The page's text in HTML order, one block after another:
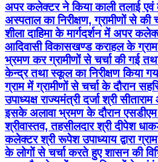
अपर कलेक्टर ने किया काली तलाई
अस्पताल का निरीक्षण, ग्रामीणों से
शीला दाहिमा के मार्गदर्शन में अपर
आदिवासी विकासखण्ड कराहल के
भ्रमण कर ग्रामीणों से चर्चा की गई
केन्द्र तथा स्कूल का निरीक्षण किया
ग्राम में ग्रामीणों से चर्चा के दौरान
उपाध्यक्ष राज्यमंत्री दर्जा श्री
इसके अलावा भ्रमण के दौरान एसडीएम
श्रीवास्तव, तहसीलदार श्री दीपेश
कलेक्टर श्री रूपेश उपाध्याय द्वारा
के लोगों से चर्चा करते हुए शासन की